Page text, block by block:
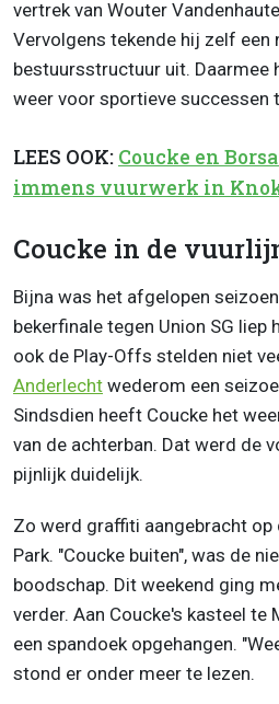
vertrek van Wouter
Vervolgens tekende hij zelf een
bestuursstructuur uit. Daarmee
weer voor sportieve successen
LEES OOK: Coucke en
immens vuurwerk in
Coucke in de
Bijna was het afgelopen
bekerfinale tegen Union SG liep
ook de Play-Offs stelden niet
Anderlecht wederom een
Sindsdien heeft Coucke het
van de achterban. Dat werd de
pijnlijk duidelijk.
Zo werd graffiti aangebracht
Park. "Coucke buiten", was de
boodschap. Dit weekend ging
verder. Aan Coucke's kasteel te
een spandoek opgehangen.
stond er onder meer te lezen.